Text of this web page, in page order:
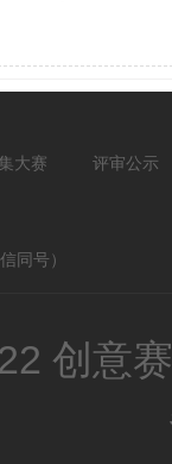
大赛 评审公示
同号）
创意